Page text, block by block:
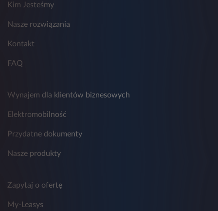
Kim Jesteśmy
Nasze rozwiązania
Kontakt
FAQ
Wynajem dla klientów biznesowych
Elektromobilność
Przydatne dokumenty
Nasze produkty
Zapytaj o ofertę
My-Leasys